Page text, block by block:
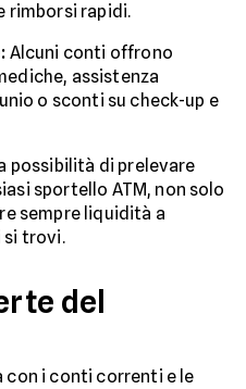
rimborsi rapidi.
Alcuni conti offrono
assistenza
o sconti su check-up e
possibilità di prelevare
sportello ATM, non solo
sempre liquidità a
si trovi.
del
con i conti correnti e le